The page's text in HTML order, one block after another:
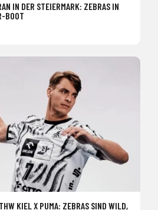
IN DER STEIERMARK: ZEBRAS IN
BOOT
KIEL X PUMA: ZEBRAS SIND WILD,